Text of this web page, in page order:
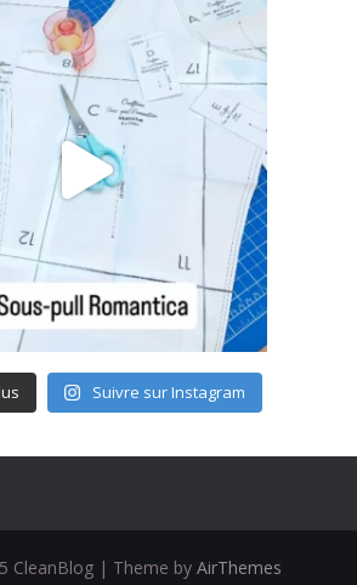
Suivre sur Instagram
CleanBlog | Theme by AirThemes